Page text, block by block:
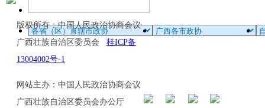
版权所有：中国人民政治协商会议
广西壮族自治区委员会 桂ICP备
13004002号-1
网站主办：中国人民政治协商会议
广西壮族自治区委员会办公厅